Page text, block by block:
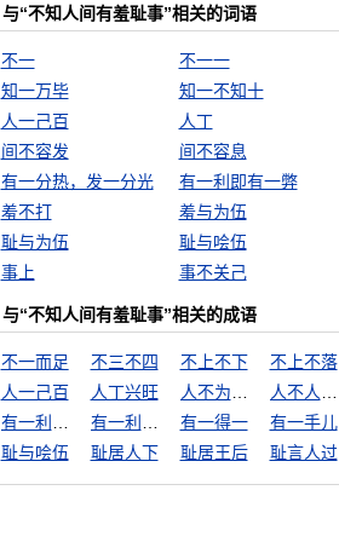
与“不知人间有羞耻事”相关的词语
不一 不一一
知一万毕
知一不知十
人一己百
人丁
间不容发
间不容息
有一分热，发一分光
有一利即有一弊
羞不打
羞与为伍
耻与为伍
耻与哙伍
事上
事不关己
与“不知人间有羞耻事”相关的成语
不一而足 不三不四 不上不下 不上不落
人一己百
人丁兴旺
有一得一 有一手儿
耻与哙伍
耻居人下 耻居王后 耻言人过